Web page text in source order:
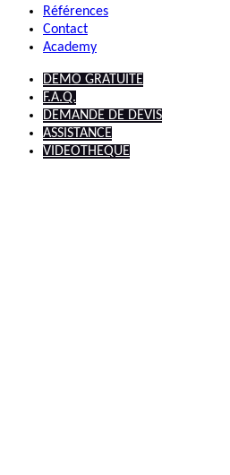
Références
Contact
Academy
DEMO GRATUITE
F.A.Q.
DEMANDE DE DEVIS
ASSISTANCE
VIDEOTHEQUE